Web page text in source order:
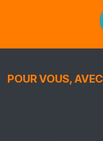
POUR VOUS, AVEC